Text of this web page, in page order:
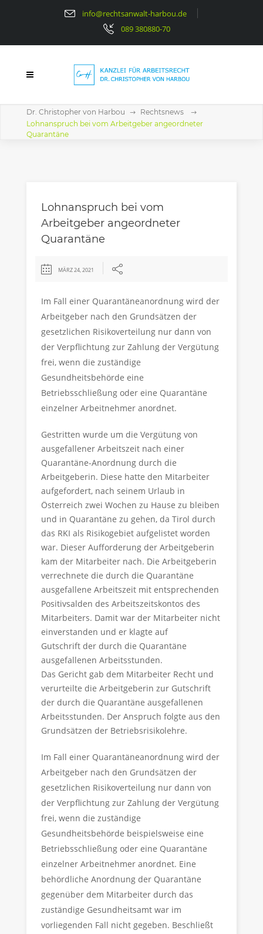
info@rechtsanwalt-harbou.de
089 380880-70
Dr. Christopher von Harbou
Rechtsnews
Lohnanspruch bei vom Arbeitgeber angeordneter
Quarantäne
Lohnanspruch bei vom
Arbeitgeber angeordneter
Quarantäne
MÄRZ 24, 2021
Im Fall einer Quarantäneanordnung wird der
Arbeitgeber nach den Grundsätzen der
gesetzlichen Risikoverteilung nur dann von
der Verpflichtung zur Zahlung der Vergütung
frei, wenn die zuständige
Gesundheitsbehörde eine
Betriebsschließung oder eine Quarantäne
einzelner Arbeitnehmer anordnet.
Gestritten wurde um die Vergütung von
ausgefallener Arbeitszeit nach einer
Quarantäne-Anordnung durch die
Arbeitgeberin. Diese hatte den Mitarbeiter
aufgefordert, nach seinem Urlaub in
Österreich zwei Wochen zu Hause zu bleiben
und in Quarantäne zu gehen, da Tirol durch
das RKI als Risikogebiet aufgelistet worden
war. Dieser Aufforderung der Arbeitgeberin
kam der Mitarbeiter nach. Die Arbeitgeberin
verrechnete die durch die Quarantäne
ausgefallene Arbeitszeit mit entsprechenden
Positivsalden des Arbeitszeitskontos des
Mitarbeiters. Damit war der Mitarbeiter nicht
einverstanden und er klagte auf
Gutschrift der durch die Quarantäne
ausgefallenen Arbeitsstunden.
Das Gericht gab dem Mitarbeiter Recht und
verurteilte die Arbeitgeberin zur Gutschrift
der durch die Quarantäne ausgefallenen
Arbeitsstunden. Der Anspruch folgte aus den
Grundsätzen der Betriebsrisikolehre.
Im Fall einer Quarantäneanordnung wird der
Arbeitgeber nach den Grundsätzen der
gesetzlichen Risikoverteilung nur dann von
der Verpflichtung zur Zahlung der Vergütung
frei, wenn die zuständige
Gesundheitsbehörde beispielsweise eine
Betriebsschließung oder eine Quarantäne
einzelner Arbeitnehmer anordnet. Eine
behördliche Anordnung der Quarantäne
gegenüber dem Mitarbeiter durch das
zuständige Gesundheitsamt war im
vorliegenden Fall nicht gegeben. Beschließt